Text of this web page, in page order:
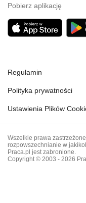
Pobierz aplikację
Regulamin
Polityka prywatności
Ustawienia Plików
Wszelkie prawa
rozpowszechnianie w
Praca.pl jest zabronione.
Copyright © 2003 - 2026